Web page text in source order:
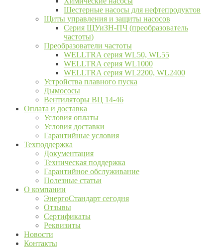
Шестерные насосы для нефтепродуктов
Щиты управления и защиты насосов
Серия ЩУиЗН-ПЧ (преобразователь
частоты)
Преобразователи частоты
WELLTRA cерия WL50, WL55
WELLTRA cерия WL1000
WELLTRA серия WL2200, WL2400
Устройства плавного пуска
Дымососы
Вентиляторы ВЦ 14-46
Оплата и доставка
Условия оплаты
Условия доставки
Гарантийные условия
Техподдержка
Документация
Техническая поддержка
Гарантийное обслуживание
Полезные статьи
О компании
ЭнергоСтандарт сегодня
Отзывы
Сертификаты
Реквизиты
Новости
Контакты